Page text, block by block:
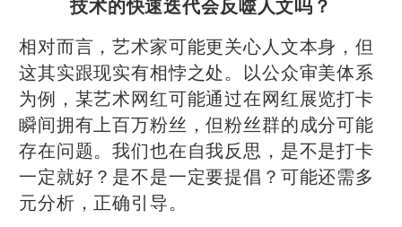
技术的快速迭代会反噬人文吗？
相对而言，艺术家可能更关心人文本身，但
这其实跟现实有相悖之处。以公众审美体系
为例，某艺术网红可能通过在网红展览打卡
瞬间拥有上百万粉丝，但粉丝群的成分可能
存在问题。我们也在自我反思，是不是打卡
一定就好？是不是一定要提倡？可能还需多
元分析，正确引导。